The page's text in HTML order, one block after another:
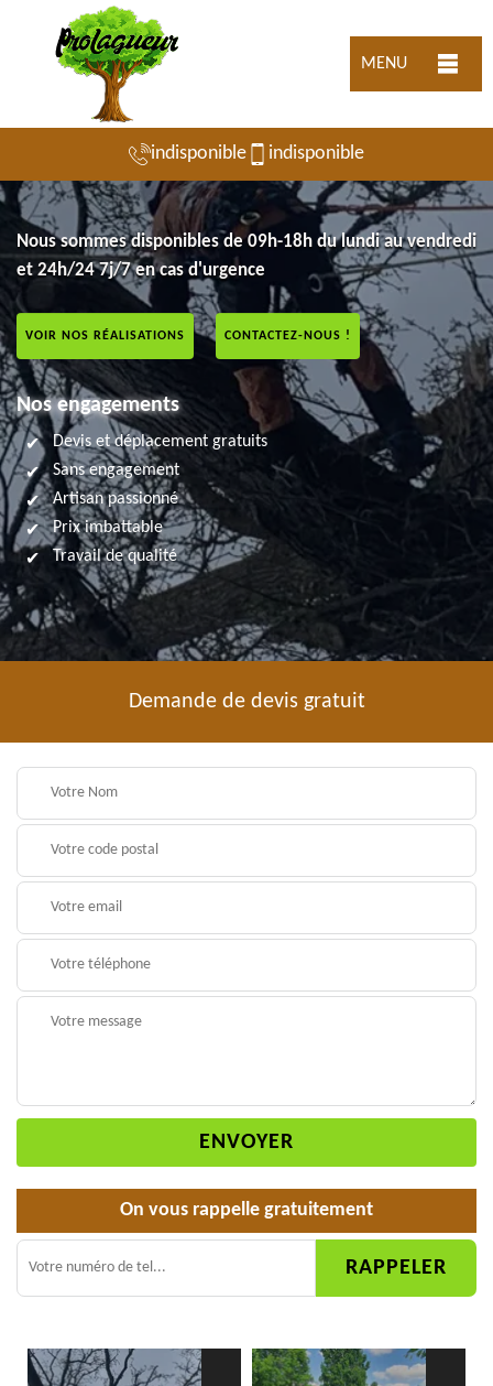
MENU
indisponible indisponible
Nous sommes disponibles de 09h-18h du lundi au vendredi
et 24h/24 7j/7 en cas d'urgence
VOIR NOS RÉALISATIONS CONTACTEZ-NOUS !
Nos engagements
Devis et déplacement gratuits
Sans engagement
Artisan passionné
Prix imbattable
Travail de qualité
Demande de devis gratuit
On vous rappelle gratuitement